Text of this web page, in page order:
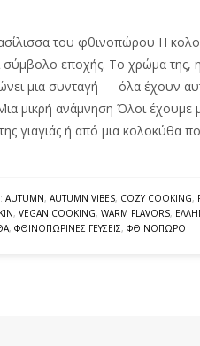
του φθινοπώρου Η
σύμβολο εποχής. Το χρώμα της,
μια συνταγή — όλα έχουν
μικρή ανάμνηση Όλοι έχουμε
γιαγιάς ή από μια κολοκύθα
AUTUMN, AUTUMN VIBES, COZY COOKING,
, VEGAN COOKING, WARM FLAVORS,
, ΦΘΙΝΟΠΩΡΙΝΈΣ ΓΕΎΣΕΙΣ, ΦΘΙΝΌΠΩΡΟ